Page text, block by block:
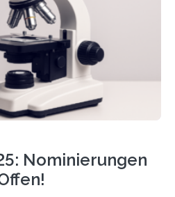
an jüngere
unter 40 Jahren. Geehrt
Doktorarbeit oder eine
Publikation zum Thema
Nominierungen